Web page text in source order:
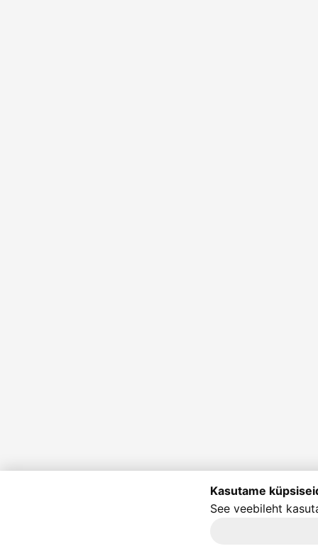
Kasutame
See veebileht